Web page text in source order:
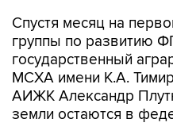
Спустя месяц на
группы по развитию
государственный
МСХА имени К.А.
АИЖК Александр
земли остаются в